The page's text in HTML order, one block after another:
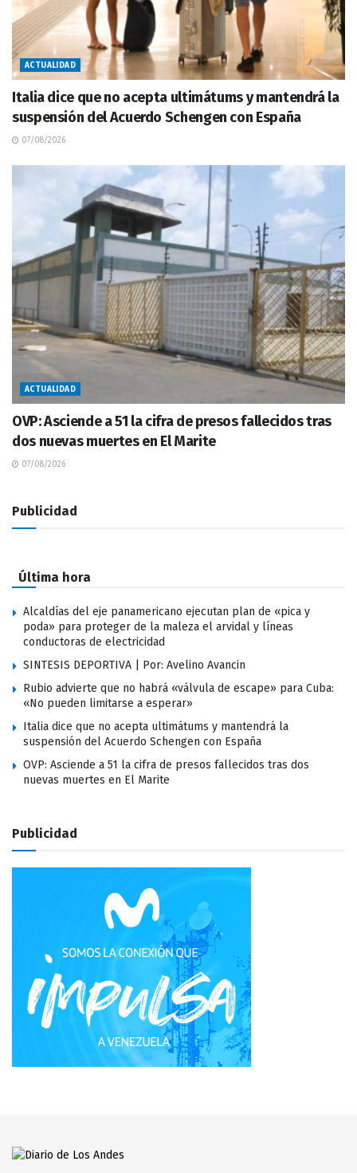
ACTUALIDAD
Italia dice que no acepta ultimátums y mantendrá la
suspensión del Acuerdo Schengen con España
07/08/2026
ACTUALIDAD
OVP: Asciende a 51 la cifra de presos fallecidos tras
dos nuevas muertes en El Marite
07/08/2026
Publicidad
Última hora
Alcaldías del eje panamericano ejecutan plan de «pica y
poda» para proteger de la maleza el arvidal y líneas
conductoras de electricidad
SINTESIS DEPORTIVA | Por: Avelino Avancin
Rubio advierte que no habrá «válvula de escape» para Cuba:
«No pueden limitarse a esperar»
Italia dice que no acepta ultimátums y mantendrá la
suspensión del Acuerdo Schengen con España
OVP: Asciende a 51 la cifra de presos fallecidos tras dos
nuevas muertes en El Marite
Publicidad